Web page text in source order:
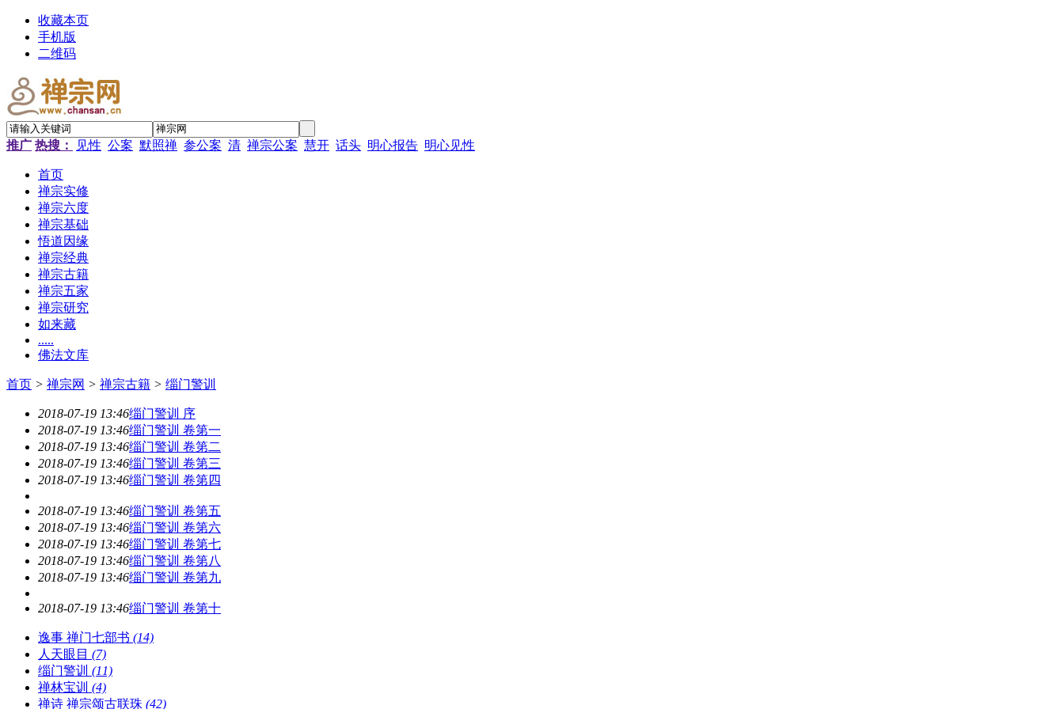
收藏本页
手机版
二维码
推广 热搜： 见性 公案 默照禅 参公案 清 禅宗公案 慧开 话头 明心报告 明心见性
首页
禅宗实修
禅宗六度
禅宗基础
悟道因缘
禅宗经典
禅宗古籍
禅宗五家
禅宗研究
如来藏
.....
佛法文库
首页 > 禅宗网 > 禅宗古籍 > 缁门警训
2018-07-19 13:46缁门警训 序
2018-07-19 13:46缁门警训 卷第一
2018-07-19 13:46缁门警训 卷第二
2018-07-19 13:46缁门警训 卷第三
2018-07-19 13:46缁门警训 卷第四
2018-07-19 13:46缁门警训 卷第五
2018-07-19 13:46缁门警训 卷第六
2018-07-19 13:46缁门警训 卷第七
2018-07-19 13:46缁门警训 卷第八
2018-07-19 13:46缁门警训 卷第九
2018-07-19 13:46缁门警训 卷第十
逸事 禅门七部书 (14)
人天眼目 (7)
缁门警训 (11)
禅林宝训 (4)
禅诗 禅宗颂古联珠 (42)